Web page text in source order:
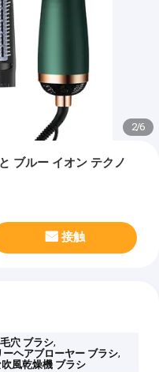
2/6
ブルー イオン テクノ
接触
穴 ブラシ,
ーヘアブローヤー ブラシ,
風乾燥機 ブラシ